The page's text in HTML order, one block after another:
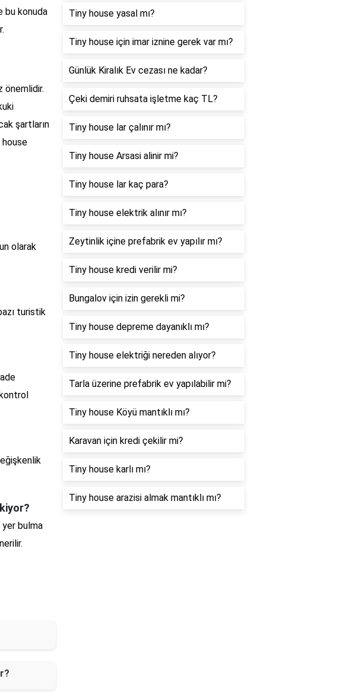
bu konuda
önemlidir.
şartların
house
olarak
turistik
bulma
Tiny house yasal mı?
Tiny house için imar iznine gerek var mı?
Günlük Kiralık Ev cezası ne kadar?
Çeki demiri ruhsata işletme kaç TL?
Tiny house lar çalınır mı?
Tiny house Arsasi alinir mi?
Tiny house lar kaç para?
Tiny house elektrik alınır mı?
Zeytinlik içine prefabrik ev yapılır mı?
Tiny house kredi verilir mi?
Bungalov için izin gerekli mi?
Tiny house depreme dayanıklı mı?
Tiny house elektriği nereden alıyor?
Tarla üzerine prefabrik ev yapılabilir mi?
Tiny house Köyü mantıklı mı?
Karavan için kredi çekilir mi?
Tiny house karlı mı?
Tiny house arazisi almak mantıklı mı?